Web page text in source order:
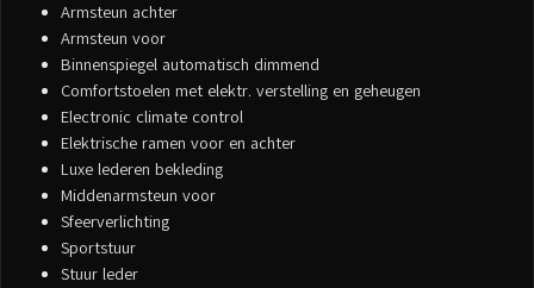
Armsteun achter
Armsteun voor
Binnenspiegel automatisch dimmend
Comfortstoelen met elektr. verstelling en geheugen
Electronic climate control
Elektrische ramen voor en achter
Luxe lederen bekleding
Middenarmsteun voor
Sfeerverlichting
Sportstuur
Stuur leder